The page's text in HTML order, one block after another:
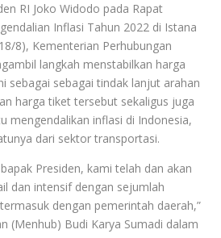
RI Joko Widodo pada Rapat
Inflasi Tahun 2022 di Istana
8), Kementerian Perhubungan
langkah menstabilkan harga
sebagai sebagai tindak lanjut arahan
harga tiket tersebut sekaligus juga
mengendalikan inflasi di Indonesia,
dari sektor transportasi.
Presiden, kami telah dan akan
dan intensif dengan sejumlah
dengan pemerintah daerah,”
(Menhub) Budi Karya Sumadi dalam